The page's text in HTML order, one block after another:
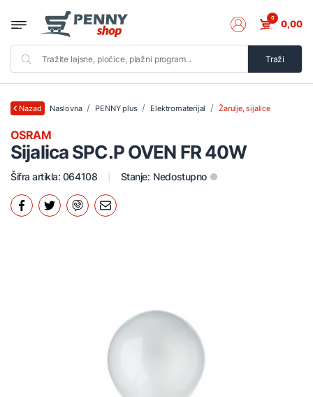
Traži
0 0,00
Nazad Naslovna PENNY plus Elektromaterijal Žarulje, sijalice
Sijalica SPC.P OVEN FR 40W
OSRAM
Šifra artikla: 064108 Stanje: Nedostupno